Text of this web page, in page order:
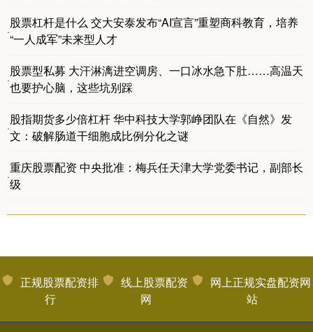
·
股票杠杆是什么 交大安泰发布“AI宣言”重塑商科教育，培养
“一人成军”未来型人才
·
股票型私募 大汗淋漓进空调房、一口冰水急下肚……高温天
也要护心脑，这些坑别踩
·
股指期货多少倍杠杆 华中科技大学郭峥团队在《自然》发
文：破解肠道干细胞成比例分化之谜
·
重庆股票配资 中央批准：梅兵任天津大学党委书记，副部长
级
正规股票配资排
行
线上股票配资
网
网上正规实盘配资网
站